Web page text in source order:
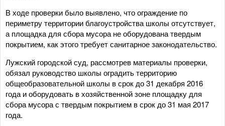
В ходе проверки было выявлено, что ограждение по
периметру территории благоустройства школы отсутствует,
а площадка для сбора мусора не оборудована твердым
покрытием, как этого требует санитарное законодательство.
Лужский городской суд, рассмотрев материалы проверки,
обязал руководство школы оградить территорию
общеобразовательной школы в срок до 31 декабря 2016
года и оборудовать в хозяйственной зоне площадку для
сбора мусора с твердым покрытием в срок до 31 мая 2017
года.